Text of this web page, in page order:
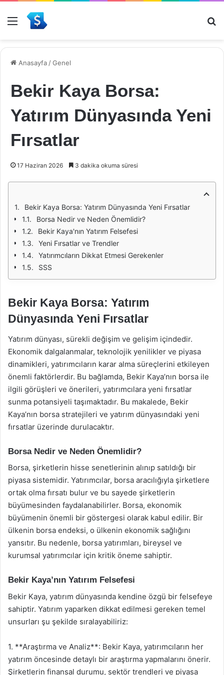
Menü
Anasayfa /Genel
Bekir Kaya Borsa:
Yatırım Dünyasında Yeni
Fırsatlar
17 Haziran 2026 3 dakika okuma süresi
Bekir Kaya Borsa: Yatırım Dünyasında Yeni Fırsatlar
Borsa Nedir ve Neden Önemlidir?
Bekir Kaya'nın Yatırım Felsefesi
Yeni Fırsatlar ve Trendler
Yatırımcıların Dikkat Etmesi Gerekenler
SSS
Bekir Kaya Borsa: Yatırım
Dünyasında Yeni Fırsatlar
Yatırım dünyası, sürekli değişim ve gelişim içindedir.
Ekonomik dalgalanmalar, teknolojik yenilikler ve piyasa
dinamikleri, yatırımcıların karar alma süreçlerini etkileyen
önemli faktörlerdir. Bu bağlamda, Bekir Kaya’nın borsa ile
ilgili görüşleri ve önerileri, yatırımcılara yeni fırsatlar
sunma potansiyeli taşımaktadır. Bu makalede, Bekir
Kaya’nın borsa stratejileri ve yatırım dünyasındaki yeni
fırsatlar üzerinde durulacaktır.
Borsa Nedir ve Neden Önemlidir?
Borsa, şirketlerin hisse senetlerinin alınıp satıldığı bir
piyasa sistemidir. Yatırımcılar, borsa aracılığıyla şirketlere
ortak olma fırsatı bulur ve bu sayede şirketlerin
büyümesinden faydalanabilirler. Borsa, ekonomik
büyümenin önemli bir göstergesi olarak kabul edilir. Bir
ülkenin borsa endeksi, o ülkenin ekonomik sağlığını
yansıtır. Bu nedenle, borsa yatırımları, bireysel ve
kurumsal yatırımcılar için kritik öneme sahiptir.
Bekir Kaya’nın Yatırım Felsefesi
Bekir Kaya, yatırım dünyasında kendine özgü bir felsefeye
sahiptir. Yatırım yaparken dikkat edilmesi gereken temel
unsurları şu şekilde sıralayabiliriz:
1. **Araştırma ve Analiz**: Bekir Kaya, yatırımcıların her
yatırım öncesinde detaylı bir araştırma yapmalarını önerir.
Şirketlerin finansal durumu, sektör trendleri ve piyasa